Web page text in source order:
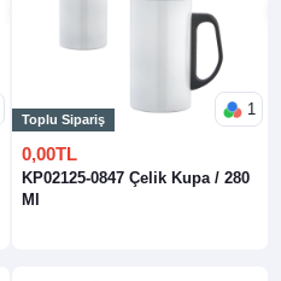
Toplu Sipariş
1
0,00TL
KP02125-0847 Çelik Kupa / 280
Ml